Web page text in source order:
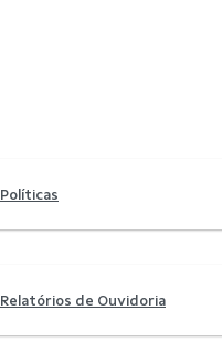
Políticas
Relatórios de Ouvidoria